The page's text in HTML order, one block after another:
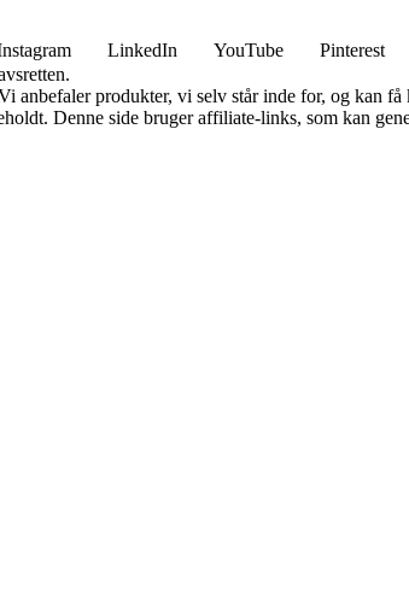
LinkedIn YouTube Pinterest
anbefaler produkter, vi selv står inde for, og kan
Denne side bruger affiliate-links, som kan